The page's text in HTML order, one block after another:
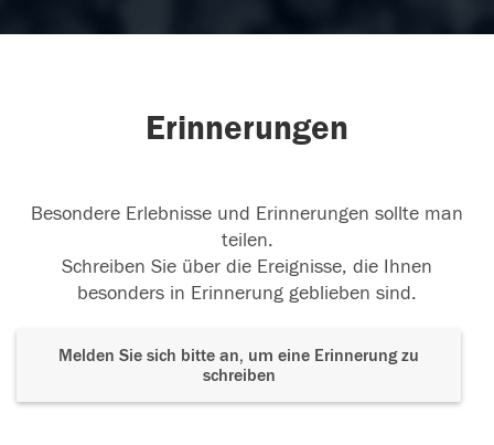
Erinnerungen
Besondere Erlebnisse und Erinnerungen sollte man
teilen.
Schreiben Sie über die Ereignisse, die Ihnen
besonders in Erinnerung geblieben sind.
Melden Sie sich bitte an, um eine Erinnerung zu
schreiben